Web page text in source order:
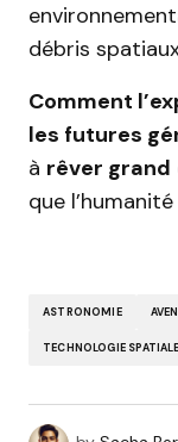
débris
Comment
les futures
à rêver grand
que
ASTRONOMIE
TECHNOLOGIE SPATIALE